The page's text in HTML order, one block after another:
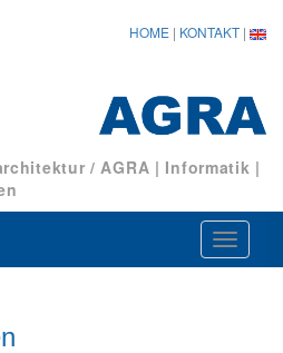
HOME | KONTAKT |
/ AGRA | Informatik |
ein-/